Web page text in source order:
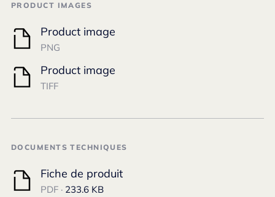
PRODUCT IMAGES
Product image
PNG
Product image
TIFF
DOCUMENTS TECHNIQUES
Fiche de produit
PDF · 233.6 KB